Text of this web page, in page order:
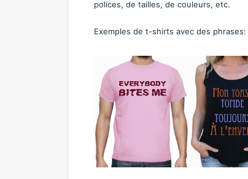
polices, de tailles, de couleurs, etc.
Exemples de t-shirts avec des phrases: